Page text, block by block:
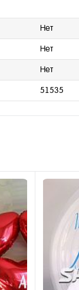
Нет
Нет
Нет
51535